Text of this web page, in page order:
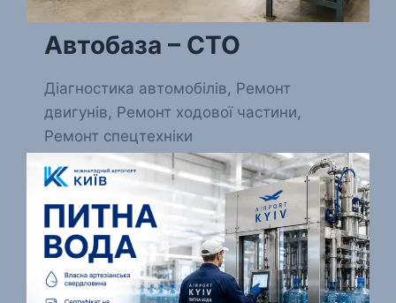
Автобаза – СТО
Діагностика автомобілів, Ремонт
двигунів, Ремонт ходової частини,
Ремонт спецтехніки